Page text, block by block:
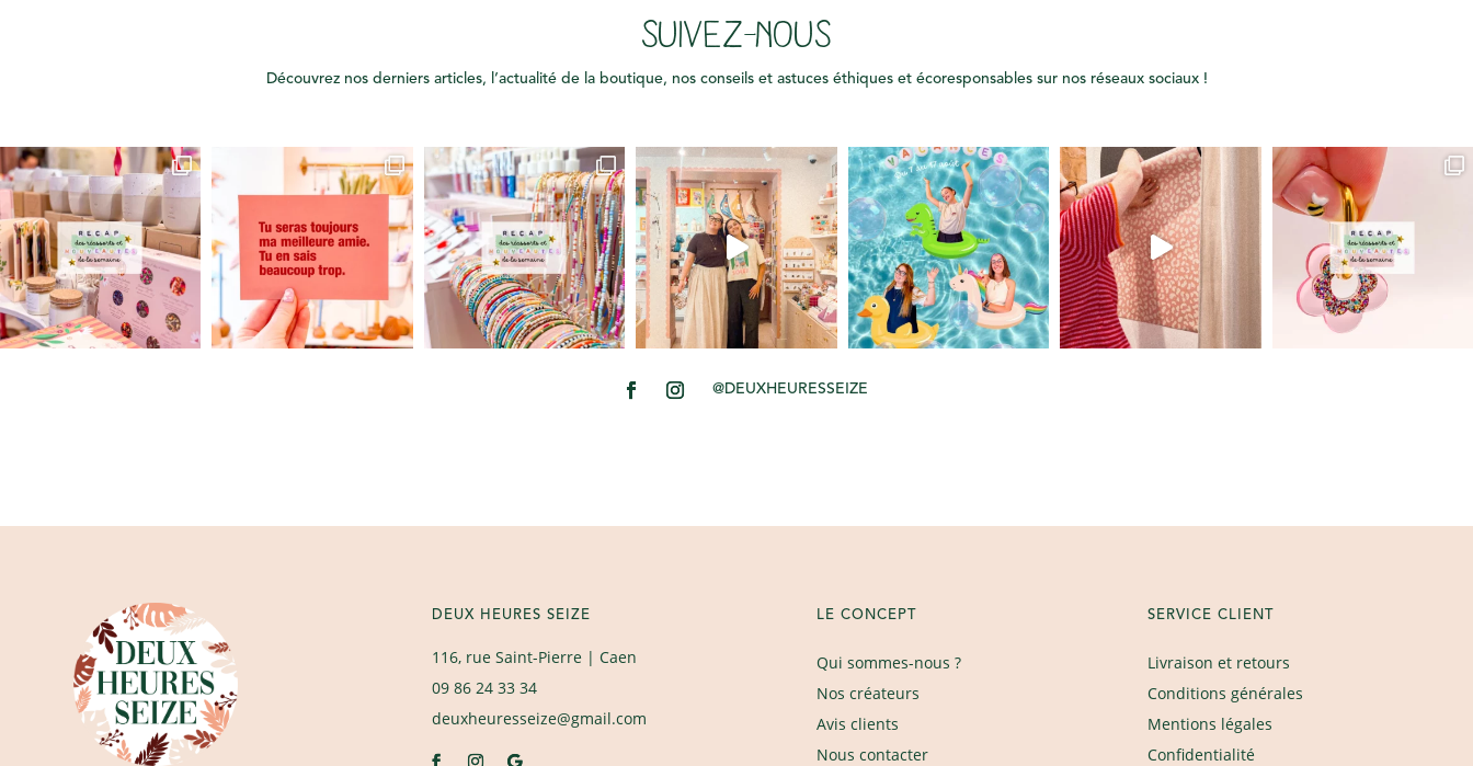
SUIVEZ-NOUS
Découvrez nos derniers articles, l’actualité de la boutique, nos conseils et astuces éthiques et écoresponsables sur nos réseaux sociaux !
@DEUXHEURESSEIZE
DEUX HEURES SEIZE
116, rue Saint-Pierre| Caen
09 86 24 33 34
deuxheuresseize@gmail.com
LE CONCEPT
Qui sommes-nous ?
Nos créateurs
Avis clients
Nous contacter
SERVICE CLIENT
Livraison et retours
Conditions générales
Mentions légales
Confidentialité